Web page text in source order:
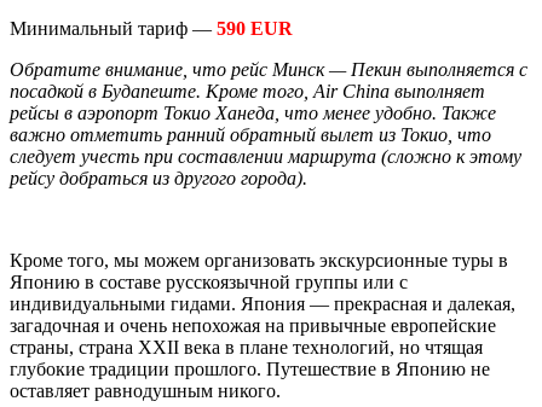
Минимальный тариф — 590 EUR
Обратите внимание, что рейс Минск — Пекин выполняется с
посадкой в Будапеште. Кроме того, Air China выполняет
рейсы в аэропорт Токио Ханеда, что менее удобно. Также
важно отметить ранний обратный вылет из Токио, что
следует учесть при составлении маршрута (сложно к этому
рейсу добраться из другого города).
Кроме того, мы можем организовать экскурсионные туры в
Японию в составе русскоязычной группы или с
индивидуальными гидами. Япония — прекрасная и далекая,
загадочная и очень непохожая на привычные европейские
страны, страна ХХII века в плане технологий, но чтящая
глубокие традиции прошлого. Путешествие в Японию не
оставляет равнодушным никого.